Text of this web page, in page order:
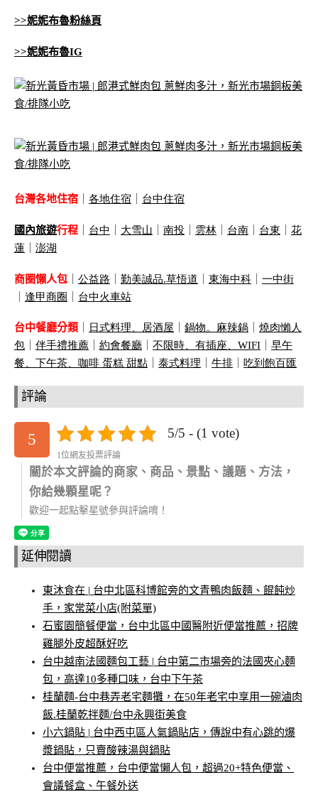
>>妮妮布魯粉絲頁
>>妮妮布魯IG
台灣各地住宿 各地住宿 台中住宿
國內旅遊行程 台中 大雪山 南投 雲林 台南 台東
花
蓮
澎湖
商圈懶人包 公益路 勤美誠品.草悟道 東海中科
一中街
逢甲商圈 台中火車站
台中餐廳分類 日式料理、居酒屋 鍋物。麻辣鍋
燒肉懶人
包
伴手禮推薦 約會餐廳 不限時、有插座、 WIFI
早午
餐、下午茶、咖啡 蛋糕 甜點
泰式料理 牛排 吃到飽百匯
評論
5 5/5 - (1 vote)
1位網友投票評論
關於本文評論的商家、商品、景點、議題、方法，
你給幾顆星呢？
歡迎一起點擊星號參與評論唷！
延伸閱讀
東沐食在 | 台中北區科博館旁的文青鴨肉飯麵、餛飩炒
手，家常菜小店(附菜單)
石蜜園簡餐便當，台中北區中國醫附近便當推薦，招牌
雞腿外皮超酥好吃
台中越南法國麵包工藝 | 台中第二市場旁的法國夾心麵
包，高達10多種口味，台中下午茶
桂蘭麵-台中巷弄老宅麵攤，在50年老宅中享用一碗滷肉
飯.桂蘭乾拌麵/台中永興街美食
小六鍋貼 | 台中西屯區人氣鍋貼店，傳說中有心跳的爆
漿鍋貼，只賣酸辣湯與鍋貼
台中便當推薦，台中便當懶人包，超過20+特色便當、
會議餐盒、午餐外送